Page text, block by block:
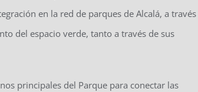
en la red de parques de Alcalá, a través
del espacio verde, tanto a través de sus
principales del Parque para conectar las